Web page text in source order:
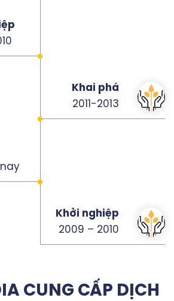
Khai phá
2011-2013
Khởi nghiệp
2009 – 2010
CUNG CẤP DỊCH